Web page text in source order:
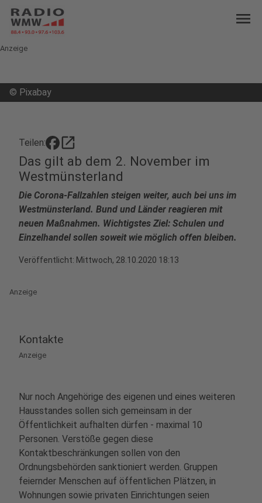
menu
Anzeige
© Pixabay
Teilen: open_in_new
Das gilt ab dem 2. November im
Westmünsterland
Die Corona-Fallzahlen steigen weiter, auch bei uns im
Westmünsterland. Bund und Länder reagieren mit
neuen Maßnahmen. Wichtigstes Ziel: Schulen und
Einzelhandel sollen soweit wie möglich offen bleiben.
Veröffentlicht: Mittwoch, 28.10.2020 18:13
Anzeige
Kontakte
Anzeige
Nur noch Angehörige des eigenen und eines weiteren
Hausstandes sollen sich gemeinsam in der
Öffentlichkeit aufhalten dürfen - maximal 10
Personen. Verstöße gegen diese
Kontaktbeschränkungen sollen von den
Ordnungsbehörden sanktioniert werden. Gruppen
feiernder Menschen auf öffentlichen Plätzen, in
Wohnungen sowie privaten Einrichtungen seien